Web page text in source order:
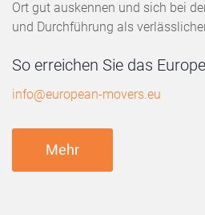
Ort gut auskennen und sich bei
und Durchführung als
So erreichen Sie das
info@european-movers.eu
Mehr